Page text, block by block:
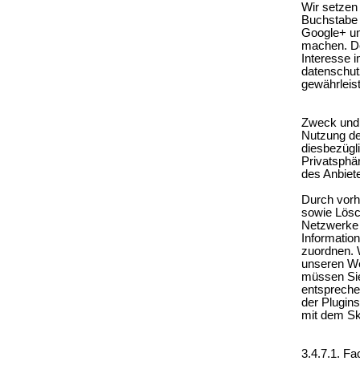
Wir setzen
Google+
machen.
Interesse
Zweck
Nutzung
des
Durch
sowie
zuordnen.
unseren
müssen
der
mit dem
3.4.7.1.